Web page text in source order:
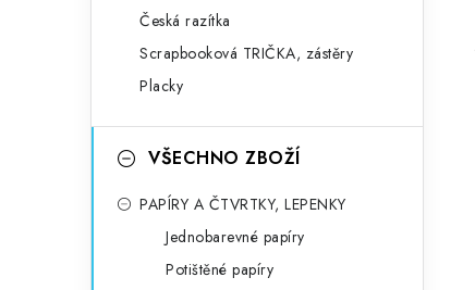
Česká razítka
Scrapbooková TRIČKA, zástěry
Placky
VŠECHNO ZBOŽÍ
PAPÍRY A ČTVRTKY, LEPENKY
Jednobarevné papíry
Potištěné papíry